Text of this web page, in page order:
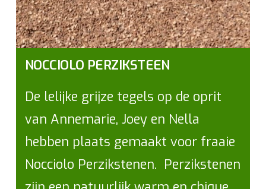
NOCCIOLO PERZIKSTEEN
De lelijke grijze tegels op de oprit
van Annemarie, Joey en Nella
hebben plaats gemaakt voor fraaie
Nocciolo Perzikstenen. Perzikstenen